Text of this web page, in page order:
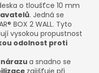
o tloušťce 10 mm
. Jedná se
BOX 2 WALL. Tyto
vysokou propustnost
odolnost proti
a snadno se